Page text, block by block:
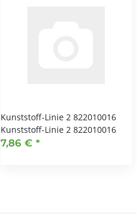
Kunststoff-Linie 2 822010016
Kunststoff-Linie 2 822010016
7,86 € *